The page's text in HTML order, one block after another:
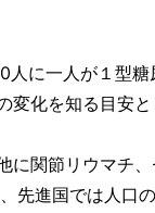
人に一人が１型糖
変化を知る目安
に関節リウマチ
先進国では人口